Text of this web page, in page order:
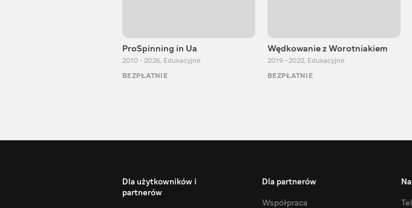
ProSpinning in Ua
2010 - 2026, Edukacyjne
BEZPŁATNIE
Wędkowanie z Worotniakiem
2019 - 2022, Edukacyjne
BEZPŁATNIE
Dla użytkowników i
partnerów
Dla partnerów
Współpraca